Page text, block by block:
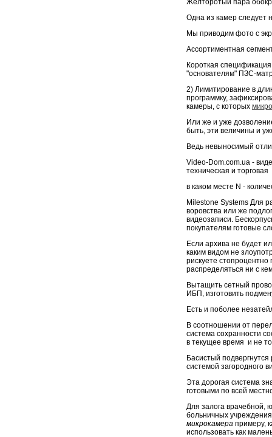
Одна из камер следует
Мы приводим фото с
Ассортиментная
Короткая
"основателям" ПЗС-
2) Лимитирование в
программку,
камеры, с которых
Или же и уже
быть, эти величины и
Ведь невыносимый
Video-Dom.com.ua -
техническая и
в каком месте N -
Milestone Systems Для
воровства или же
видеозаписи.
покупателям готовые
Если архива не будет
каким видом не
рискуете
распределяться ни с
Вытащить сетный
ИБП, изготовить
Есть и поболее
В соотношении от
система сохранности
в текущее время и не
Басистый
системой загородного
Эта дорогая система
готовыми по всей
Для залога врачебной,
больничных
микрокамера примеру,
использовать как